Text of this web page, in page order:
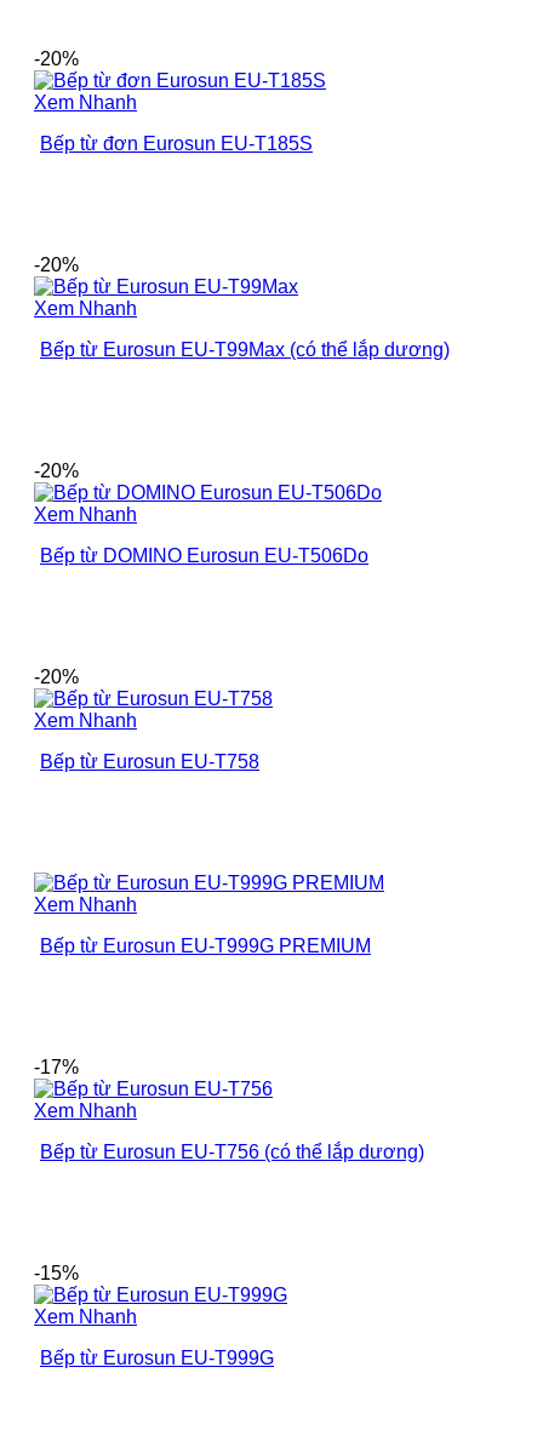
-20%
Xem Nhanh
Bếp từ đơn Eurosun EU-T185S
-20%
Xem Nhanh
Bếp từ Eurosun EU-T99Max (có thể lắp dương)
-20%
Xem Nhanh
Bếp từ DOMINO Eurosun EU-T506Do
-20%
Xem Nhanh
Bếp từ Eurosun EU-T758
Xem Nhanh
Bếp từ Eurosun EU-T999G PREMIUM
-17%
Xem Nhanh
Bếp từ Eurosun EU-T756 (có thể lắp dương)
-15%
Xem Nhanh
Bếp từ Eurosun EU-T999G